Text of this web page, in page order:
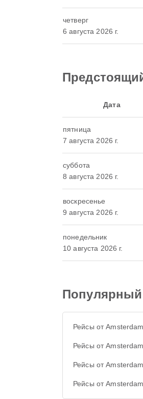
четверг
6 августа 2026 г.
Дата
пятница
7 августа 2026 г.
суббота
8 августа 2026 г.
воскресенье
9 августа 2026 г.
понедельник
10 августа 2026 г.
Популярный
Рейсы от
Рейсы от
Рейсы от
Рейсы от